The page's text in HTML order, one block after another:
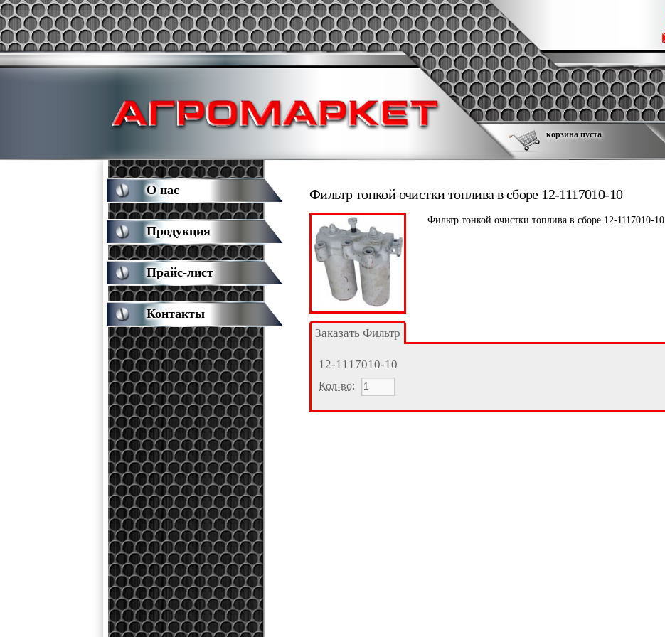
корзина пуста
Фильтр тонкой очистки топлива в сборе 12-1117010-10
Фильтр тонкой очистки топлива в сборе 12-1117010-10
Заказать Фильтр
12-1117010-10
Кол-во:
О нас
Продукция
Прайс-лист
Контакты